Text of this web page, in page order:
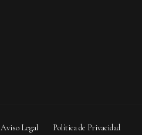
Aviso Legal Política de Privacidad